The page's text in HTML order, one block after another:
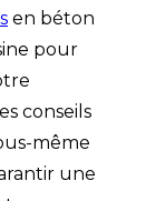
en béton
pour
conseils
même
une